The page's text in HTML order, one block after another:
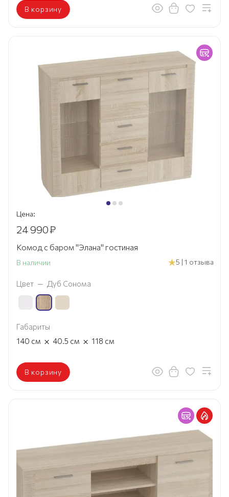
В корзину
Цена:
24 990₽
Комод с баром "Элана" гостиная
В наличии 5 | 1 отзыва
Цвет — Дуб Сонома
Габариты
140 см × 40.5 см × 118 см
В корзину